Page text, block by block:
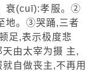
衰(cuī):孝服。②
地。③哭踊,三者
足,表示极度悲
由太宰为摄 主,
自做丧主,不再用